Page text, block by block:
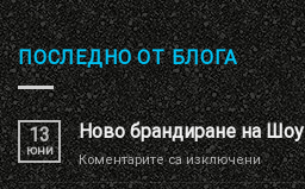
ПОСЛЕДНО ОТ БЛОГА
13
юни
Ново брандиране на
Коментарите са изключениза
Ново